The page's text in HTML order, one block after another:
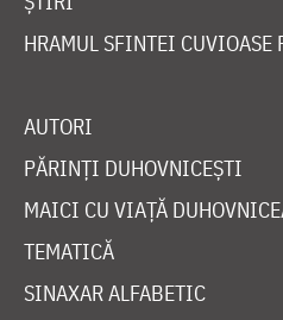
HRAMUL SFINTEI CUVIOASE
AUTORI
PĂRINȚI DUHOVNICEȘTI
MAICI CU VIAȚĂ
TEMATICĂ
SINAXAR ALFABETIC